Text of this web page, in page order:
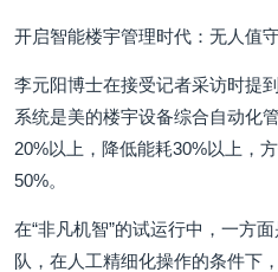
开启智能楼宇管理时代：无人值
李元阳博士在接受记者采访时提
系统是美的楼宇设备综合自动化
20%以上，降低能耗30%以上，
50%。
在“非凡机智”的试运行中，一方
队，在人工精细化操作的条件下